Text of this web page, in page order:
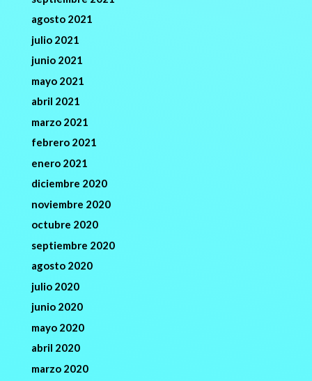
agosto 2021
julio 2021
junio 2021
mayo 2021
abril 2021
marzo 2021
febrero 2021
enero 2021
diciembre 2020
noviembre 2020
octubre 2020
septiembre 2020
agosto 2020
julio 2020
junio 2020
mayo 2020
abril 2020
marzo 2020